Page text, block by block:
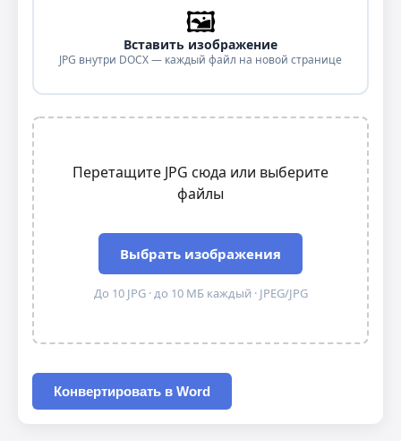
🖼️
Вставить изображение
JPG внутри DOCX — каждый файл на новой странице
Перетащите JPG сюда или выберите
файлы
Выбрать изображения
До 10 JPG · до 10 МБ каждый · JPEG/JPG
Конвертировать в Word